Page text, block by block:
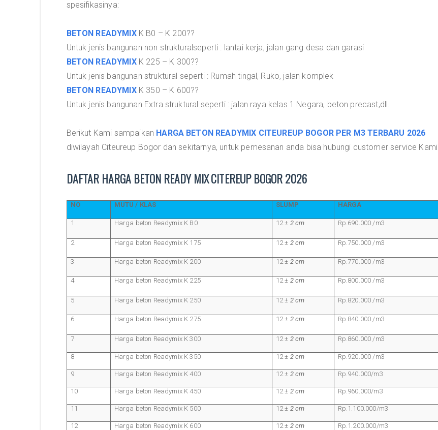
spesifikasinya:
BETON READYMIXK B0 – K 200??
Untuk jenis bangunan non strukturalseperti : lantai kerja, jalan gang desa dan garasi
BETON READYMIXK 225 – K 300??
Untuk jenis bangunan struktural seperti : Rumah tingal, Ruko, jalan komplek
BETON READYMIXK 350 – K 600??
Untuk jenis bangunan Extra struktural seperti : jalan raya kelas 1 Negara, beton precast,dll.
Berikut Kami sampaikan HARGA BETON READYMIX CITEUREUP BOGOR PER M3 TERBARU 2026
diwilayah Citeureup Bogor dan sekitarnya, untuk pemesanan anda bisa hubungi customer service Kami
DAFTAR HARGA BETON READY MIX CITEREUP BOGOR 2026
NO MUTU / KLAS SLUMP HARGA
1 Harga beton Readymix K B0 12 ± 2 cm Rp.690.000 /m3
2 Harga beton Readymix K 175 12 ± 2 cm Rp.750.000 /m3
3 Harga beton Readymix K 200 12 ± 2 cm Rp.770.000 /m3
4 Harga beton Readymix K 225 12 ± 2 cm Rp.800.000 /m3
5 Harga beton Readymix K 250 12 ± 2 cm Rp.820.000 /m3
6 Harga beton Readymix K 275 12 ± 2 cm Rp.840.000 /m3
7 Harga beton Readymix K 300 12 ± 2 cm Rp.860.000 /m3
8 Harga beton Readymix K 350 12 ± 2 cm Rp.920.000 /m3
9 Harga beton Readymix K 400 12 ± 2 cm Rp.940.000/m3
10 Harga beton Readymix K 450 12 ± 2 cm Rp.960.000/m3
11 Harga beton Readymix K 500 12 ± 2 cm Rp.1.100.000/m3
12 Harga beton Readymix K 600 12 ± 2 cm Rp.1.200.000/m3